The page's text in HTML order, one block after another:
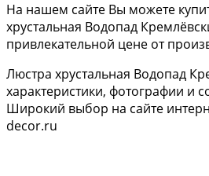
На нашем сайте Вы можете
хрустальная Водопад
привлекательной цене от
Люстра хрустальная Водопад
характеристики, фотографии и
Широкий выбор на сайте
decor.ru